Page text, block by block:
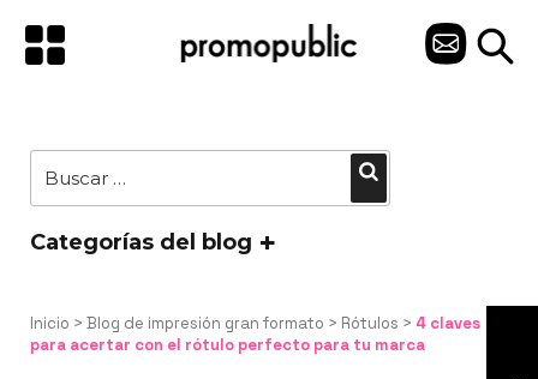
contenido
C
T
por:
Categorías del blog
Inicio > Blog de impresión gran formato > Rótulos > 4 claves
para acertar con el rótulo perfecto para tu marca